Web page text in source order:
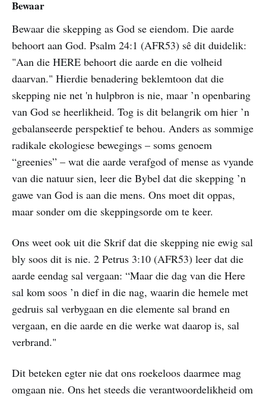
Bewaar
Bewaar die skepping as God se eiendom. Die aarde
behoort aan God. Psalm 24:1 (AFR53) sê dit duidelik:
"Aan die HERE behoort die aarde en die volheid
daarvan." Hierdie benadering beklemtoon dat die
skepping nie net 'n hulpbron is nie, maar ’n openbaring
van God se heerlikheid. Tog is dit belangrik om hier ’n
gebalanseerde perspektief te behou. Anders as sommige
radikale ekologiese bewegings – soms genoem
“greenies” – wat die aarde verafgod of mense as vyande
van die natuur sien, leer die Bybel dat die skepping ’n
gawe van God is aan die mens. Ons moet dit oppas,
maar sonder om die skeppingsorde om te keer.
Ons weet ook uit die Skrif dat die skepping nie ewig sal
bly soos dit is nie. 2 Petrus 3:10 (AFR53) leer dat die
aarde eendag sal vergaan: “Maar die dag van die Here
sal kom soos ’n dief in die nag, waarin die hemele met
gedruis sal verbygaan en die elemente sal brand en
vergaan, en die aarde en die werke wat daarop is, sal
verbrand."
Dit beteken egter nie dat ons roekeloos daarmee mag
omgaan nie. Ons het steeds die verantwoordelikheid om